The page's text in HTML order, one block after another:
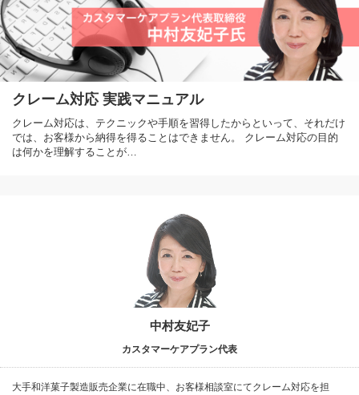
クレーム対応 実践マニュアル
クレーム対応は、テクニックや手順を習得したからといって、それだけ
では、お客様から納得を得ることはできません。 クレーム対応の目的
は何かを理解することが…
中村友妃子
カスタマーケアプラン代表
大手和洋菓子製造販売企業に在職中、お客様相談室にてクレーム対応を担